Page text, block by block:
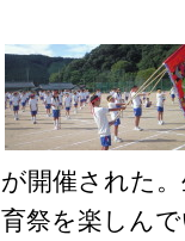
が開催された
育祭を楽しん